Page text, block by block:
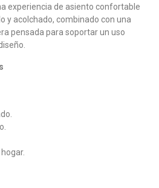
experiencia de asiento confortable
y acolchado, combinado con una
pensada para soportar un uso